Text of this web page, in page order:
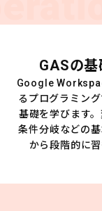
GASの
Google
るプログラミン
基礎を学びます
条件分岐などの
から段階的に習